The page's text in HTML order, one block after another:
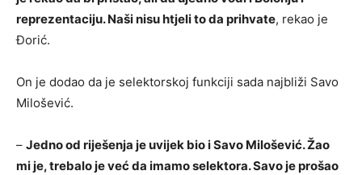
reprezentaciju. Naši nisu htjeli to da prihvate, rekao je
Đorić.
On je dodao da je selektorskoj funkciji sada najbliži Savo
Milošević.
– Jedno od riješenja je uvijek bio i Savo Milošević. Žao
mi je, trebalo je već da imamo selektora. Savo je prošao